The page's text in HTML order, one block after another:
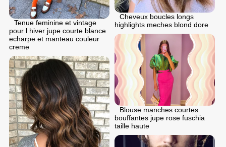
Cheveux boucles longs
highlights meches blond dore
Tenue feminine et vintage
pour l hiver jupe courte blance
echarpe et manteau couleur
creme
Blouse manches courtes
bouffantes jupe rose fuschia
taille haute